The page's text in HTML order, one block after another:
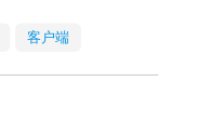
客户端